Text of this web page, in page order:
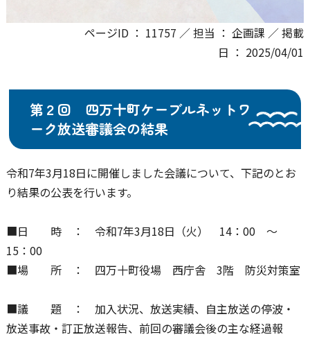
ページID ： 11757 ／ 担当 ： 企画課 ／ 掲載
日 ： 2025/04/01
第２回 四万十町ケーブルネットワ
ーク放送審議会の結果
令和7年3月18日に開催しました会議について、下記のとお
り結果の公表を行います。
■日 時 ： 令和7年3月18日（火） 14：00 ～
15：00
■場 所 ： 四万十町役場 西庁舎 3階 防災対策室
■議 題 ： 加入状況、放送実績、自主放送の停波・
放送事故・訂正放送報告、前回の審議会後の主な経過報